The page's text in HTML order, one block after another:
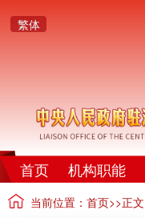
繁体
首页 机构职能
当前位置： 首页>>正文